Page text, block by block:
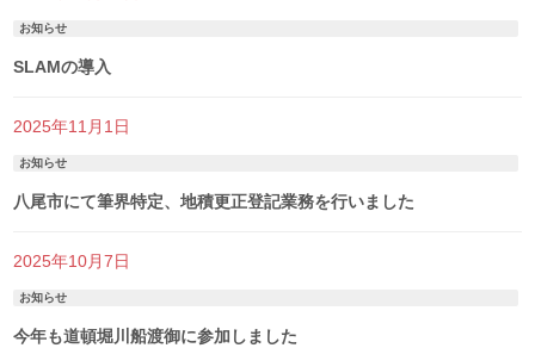
お知らせ
SLAMの導入
2025年11月1日
お知らせ
八尾市にて筆界特定、地積更正登記業務を行いました
2025年10月7日
お知らせ
今年も道頓堀川船渡御に参加しました